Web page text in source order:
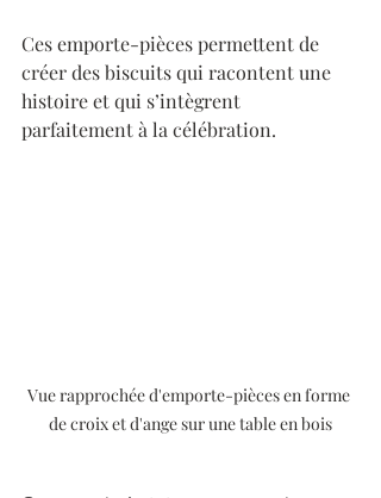
Ces emporte-pièces permettent de
créer des biscuits qui racontent une
histoire et qui s’intègrent
parfaitement à la célébration.
Vue rapprochée d'emporte-pièces en forme
de croix et d'ange sur une table en bois